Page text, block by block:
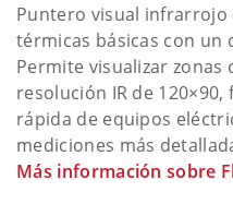
Puntero visual infrarrojo
térmicas básicas con un
Permite visualizar zonas
resolución IR de
rápida de equipos
mediciones más
Más información sobre